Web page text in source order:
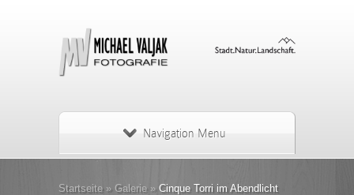
Navigation Menu
Startseite » Galerie » Cinque Torri im Abendlicht